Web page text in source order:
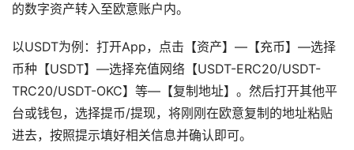
的数字资产转入至欧意账户内。
以USDT为例：打开App，点击【资产】—【充币】—选择
币种【USDT】—选择充值网络【USDT-ERC20/USDT-
TRC20/USDT-OKC】等—【复制地址】。然后打开其他平
台或钱包，选择提币/提现，将刚刚在欧意复制的地址粘贴
进去，按照提示填好相关信息并确认即可。